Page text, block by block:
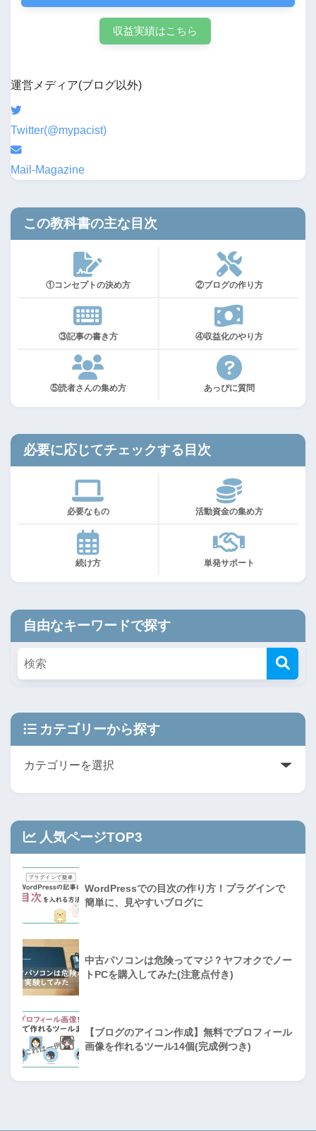
収益実績はこちら
運営メディア(ブログ以外)
Twitter(@mypacist)
Mail-Magazine
この教科書の主な目次
①コンセプトの決め方 ②ブログの作り方
③記事の書き方 ④収益化のやり方
⑤読者さんの集め方 あっぴに質問
必要に応じてチェックする目次
必要なもの 活動資金の集め方
続け方 単発サポート
自由なキーワードで探す
カテゴリーから探す
人気ページTOP3
WordPressでの目次の作り方！プラグインで
簡単に、見やすいブログに
中古パソコンは危険ってマジ？ヤフオクでノー
トPCを購入してみた(注意点付き)
【ブログのアイコン作成】無料でプロフィール
画像を作れるツール14個(完成例つき)